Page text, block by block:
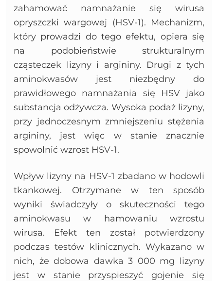
zahamować namnażanie się wirusa
opryszczki wargowej (HSV-1). Mechanizm,
który prowadzi do tego efektu, opiera się
na podobieństwie strukturalnym
cząsteczek lizyny i argininy. Drugi z tych
aminokwasów jest niezbędny do
prawidłowego namnażania się HSV jako
substancja odżywcza. Wysoka podaż lizyny,
przy jednoczesnym zmniejszeniu stężenia
argininy, jest więc w stanie znacznie
spowolnić wzrost HSV-1.
Wpływ lizyny na HSV-1 zbadano w hodowli
tkankowej. Otrzymane w ten sposób
wyniki świadczyły o skuteczności tego
aminokwasu w hamowaniu wzrostu
wirusa. Efekt ten został potwierdzony
podczas testów klinicznych. Wykazano w
nich, że dobowa dawka 3 000 mg lizyny
jest w stanie przyspieszyć gojenie się